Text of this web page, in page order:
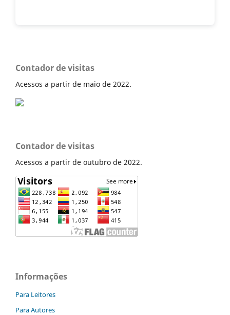
Contador de visitas
Acessos a partir de maio de 2022.
Contador de visitas
Acessos a partir de outubro de 2022.
Informações
Para Leitores
Para Autores